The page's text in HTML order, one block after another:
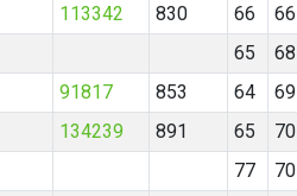
113342 830 66
66
65
68
91817 853 64
69
134239 891 65
70
77
70